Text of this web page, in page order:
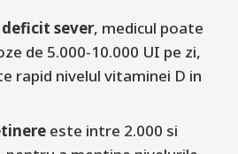
sever, medicul poate
de 5.000-10.000 UI pe zi,
rapid nivelul vitaminei D in
este intre 2.000 si